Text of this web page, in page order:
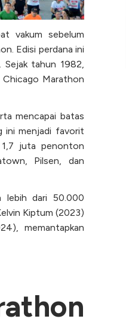
vakum sebelum
Edisi perdana ini
Sejak tahun 1982,
Chicago Marathon
mencapai batas
ini menjadi favorit
juta penonton
Pilsen, dan
lebih dari 50.000
Kiptum (2023)
memantapkan